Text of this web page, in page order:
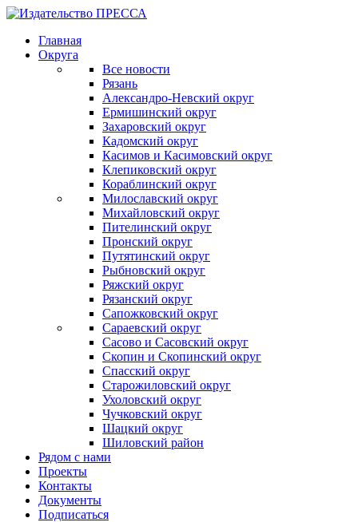
Главная
Округа
Все новости
Рязань
Александро-Невский округ
Ермишинский округ
Захаровский округ
Кадомский округ
Касимов и Касимовский округ
Клепиковский округ
Кораблинский округ
Милославский округ
Михайловский округ
Пителинский округ
Пронский округ
Путятинский округ
Рыбновский округ
Ряжский округ
Рязанский округ
Сапожковский округ
Сараевский округ
Сасово и Сасовский округ
Скопин и Скопинский округ
Спасский округ
Старожиловский округ
Ухоловский округ
Чучковский округ
Шацкий округ
Шиловский район
Рядом с нами
Проекты
Контакты
Документы
Подписаться